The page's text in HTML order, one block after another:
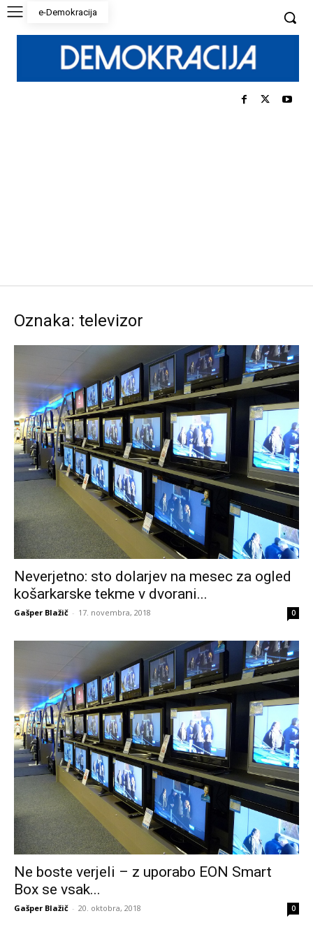
e-Demokracija
Oznaka: televizor
Neverjetno: sto dolarjev na mesec za ogled
košarkarske tekme v dvorani...
Gašper Blažič - 17. novembra, 2018 0
Ne boste verjeli – z uporabo EON Smart
Box se vsak...
Gašper Blažič - 20. oktobra, 2018 0